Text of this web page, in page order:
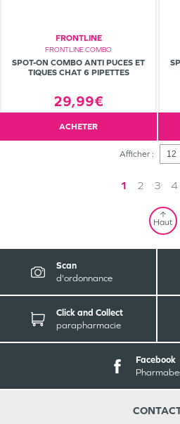
FRONTLINE
FRONTLINE COMBO
SPOT-ON COMBO ANTI PUCES ET
TIQUES CHAT 6 PIPETTES
29,99€
ACHETER
Afficher :
1 2 3 4
Haut
Scan
d'ordonnance
Click and Collect
parapharmacie
Facebook